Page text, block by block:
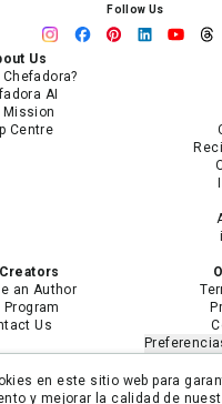
Follow Us
Us
AI
Mission
Centre
an Author
Program
Us
Limitar el
en este sitio web para
y mejorar la calidad de